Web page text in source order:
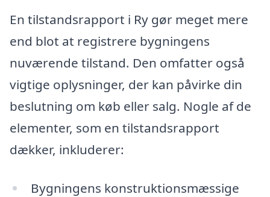
En tilstandsrapport i Ry gør meget mere
end blot at registrere bygningens
nuværende tilstand. Den omfatter også
vigtige oplysninger, der kan påvirke din
beslutning om køb eller salg. Nogle af de
elementer, som en tilstandsrapport
dækker, inkluderer:
Bygningens konstruktionsmæssige